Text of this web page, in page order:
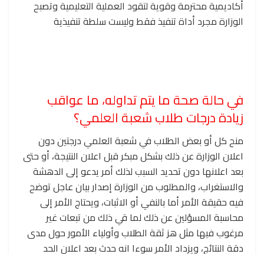
أكاديمية محترمة وقوية لتقود العملية التعليمية وتصبح
الوزارة مجرد أداة تنفيذ فقط وليست سلطة تنفيذية
في حالة صحة ما يتم تداوله، ما عواقب
زيادة درجات طلاب شعبة العلمي؟
منح كل أو بعض الطلاب في شعبة العلمي درجتين دون
اعلان الوزارة عن ذلك بشكل مبكر قبل اعلان النتيجة، أو حتى
بعد اعلانها دون تحديد السبب لذلك أمر يدعو إلى الدهشة
والاستغراب، والمطلوب من الوزارة إصدار بيان عاجل توضح
فيه حقيقة الأمر أما بالنفي أو الاثبات، ويحتاج الأمر إلى
محاسبة المسؤلين عن ذلك لما قي ذلك من تبعات غير
مرغوب فيها مثل هز ثقة الطلاب وأولياء الأمور حول مدى
دقة النتائج، ويزداد الأمر سوءا انه حدث بعد اعلان الحد